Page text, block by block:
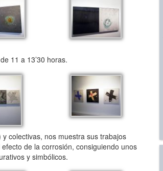
11 a 13’30 horas.
y colectivas, nos muestra sus trabajos
de la corrosión, consiguiendo unos
y simbólicos.